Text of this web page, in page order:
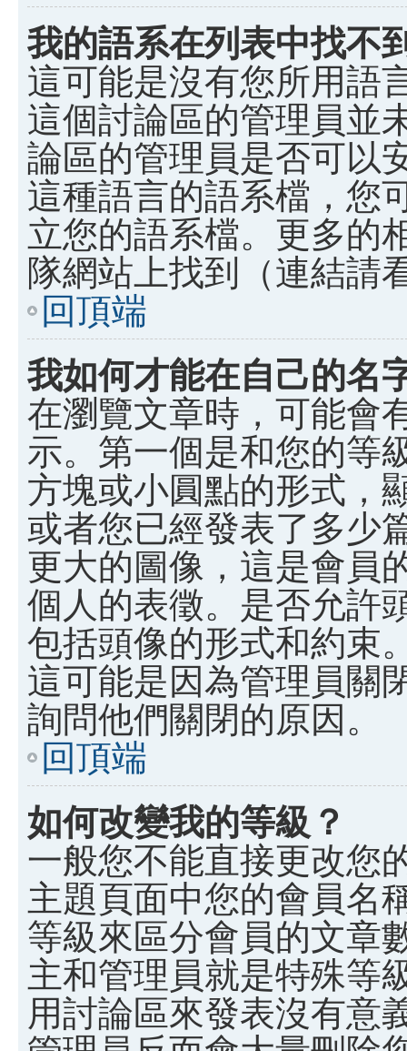
我的語系在列表中找不
這可能是沒有您所用語
這個討論區的管理員並
論區的管理員是否可以
這種語言的語系檔，您
立您的語系檔。更多的
隊網站上找到（連結請
回頂端
我如何才能在自己的名
在瀏覽文章時，可能會
示。第一個是和您的等
方塊或小圓點的形式，
或者您已經發表了多少
更大的圖像，這是會員
個人的表徵。是否允許
包括頭像的形式和約束
這可能是因為管理員關
詢問他們關閉的原因。
回頂端
如何改變我的等級？
一般您不能直接更改您
主題頁面中您的會員名
等級來區分會員的文章
主和管理員就是特殊等
用討論區來發表沒有意